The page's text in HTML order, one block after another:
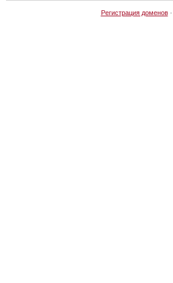
Регистрация доменов·